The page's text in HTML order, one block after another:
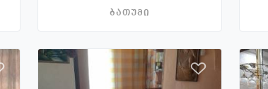
ბათუმი